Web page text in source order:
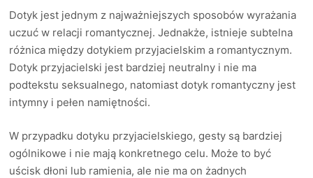
Dotyk jest jednym z najważniejszych sposobów wyrażania
uczuć w relacji romantycznej. Jednakże, istnieje subtelna
różnica między dotykiem przyjacielskim a romantycznym.
Dotyk przyjacielski jest bardziej neutralny i nie ma
podtekstu seksualnego, natomiast dotyk romantyczny jest
intymny i pełen namiętności.
W przypadku dotyku przyjacielskiego, gesty są bardziej
ogólnikowe i nie mają konkretnego celu. Może to być
uścisk dłoni lub ramienia, ale nie ma on żadnych